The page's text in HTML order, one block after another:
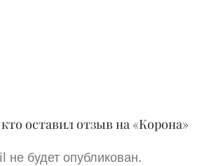
оставил отзыв на «Корона»
будет опубликован.